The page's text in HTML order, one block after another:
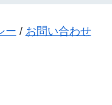
ー / お問い合わせ